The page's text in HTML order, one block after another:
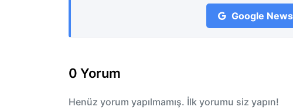
Google
0 Yorum
Henüz yorum yapılmamış. İlk yorumu siz yapın!